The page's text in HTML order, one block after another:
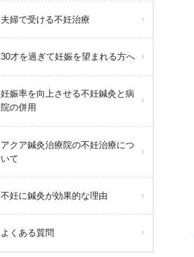
夫婦で受ける不妊治療
30才を過ぎて妊娠を望まれる方へ
妊娠率を向上させる不妊鍼灸と病
院の併用
アクア鍼灸治療院の不妊治療につ
いて
不妊に鍼灸が効果的な理由
よくある質問